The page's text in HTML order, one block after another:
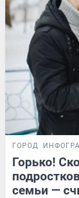
ГОРОД
Горько!
семьи —